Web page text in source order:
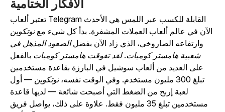
الأفكار الختامية
تعتبر ألعاب Telegram القابلة للكسب عبر اللمس هي الأحدث
الآن في عالم ألعاب العملات المشفرة. بدأ كل شيء مع نوتكوين
وارتفاعه الصاروخي، الذي زاد الآن بفضلالصعود المذهل في
شعبية هامستر كومبات.لقد تفوقت هامستر كومباتبالفعل
على العديد من ألعاب سوشيل في البارزة بقاعدة مستخدمين
تبلغ 300 مليون مستخدم. وفي الوقت نفسه،
نوتكوين— أول
لعبة إربح من الضغط التي أصبحت شائعة — لديها قاعدة
مستخدمين تبلغ 35 مليون فقط. علاوة على ذلك، يواصل فريق